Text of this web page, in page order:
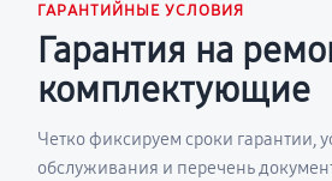
ГАРАНТИЙНЫЕ УСЛОВИЯ
Гарантия на
комплектующие
Четко фиксируем сроки гарантии,
обслуживания и перечень